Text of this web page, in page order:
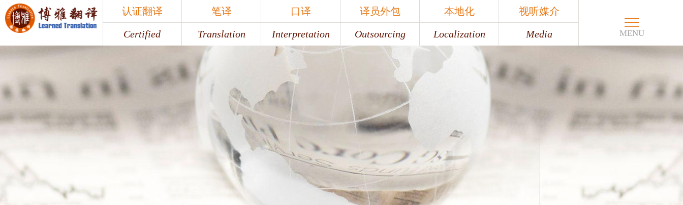
认证翻译
Certified
笔译
Translation
口译
Interpretation
口译
译员外包
Outsourcing
译员外包
本地化
Localization
本地化
视听媒介
Media MENU